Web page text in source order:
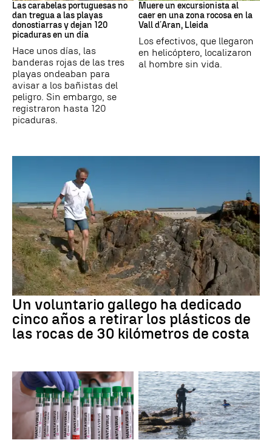
Las carabelas portuguesas no
dan tregua a las playas
donostiarras y dejan 120
picaduras en un día
Hace unos días, las
banderas rojas de las tres
playas ondeaban para
avisar a los bañistas del
peligro. Sin embargo, se
registraron hasta 120
picaduras.
Muere un excursionista al
caer en una zona rocosa en la
Vall d´Aran, Lleida
Los efectivos, que llegaron
en helicóptero, localizaron
al hombre sin vida.
Un voluntario gallego ha dedicado
cinco años a retirar los plásticos de
las rocas de 30 kilómetros de costa